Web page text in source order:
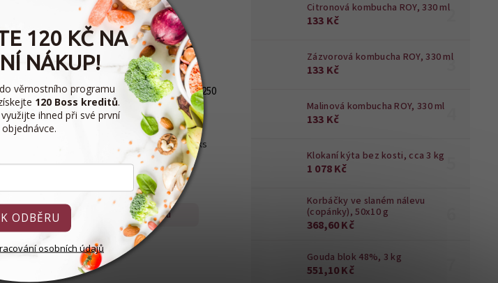
Citronová kombucha ROY, 330 ml
133 Kč
Zázvorová kombucha ROY, 330 ml
133 Kč
Malinová kombucha ROY, 330 ml
133 Kč
Klokaní kýta bez kosti, cca 3 kg
1 078 Kč
Korbáčky ve slaném nálevu
(copánky), 50x10 g
368,60 Kč
Gouda blok 48%, 3 kg
551,10 Kč
8 x 250 g
3 dnů
ks
Petrželová nať Nowaco 8 x 250
g
Expedice do 3 dnů
668,40 Kč/ balení 8 ks
83,55 Kč / 1 ks
Do košíku
120 KČ NA
NÁKUP!
věrnostního programu
120 Boss kreditů.
využijte ihned při své první
objednávce.
ODBĚRU
osobních údajů